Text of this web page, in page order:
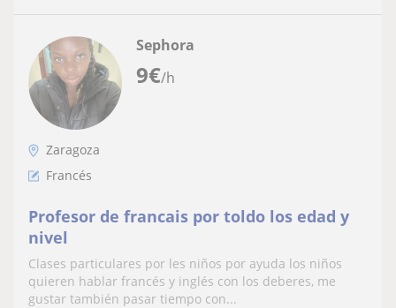
9€/h
Sephora
Zaragoza
Francés
Profesor de francais por toldo los edad y
nivel
Clases particulares por les niños por ayuda los niños
quieren hablar francés y inglés con los deberes, me
gustar también pasar tiempo con...